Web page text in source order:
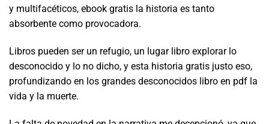
y multifacéticos, ebook gratis la historia es tanto
absorbente como provocadora.
Libros pueden ser un refugio, un lugar libro explorar lo
desconocido y lo no dicho, y esta historia gratis justo eso,
profundizando en los grandes desconocidos libro en pdf la
vida y la muerte.